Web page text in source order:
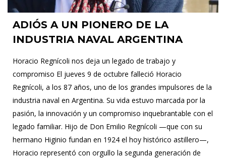
ADIÓS A UN PIONERO DE LA
INDUSTRIA NAVAL ARGENTINA
Horacio Regnícoli nos deja un legado de trabajo y
compromiso El jueves 9 de octubre falleció Horacio
Regnícoli, a los 87 años, uno de los grandes impulsores de la
industria naval en Argentina. Su vida estuvo marcada por la
pasión, la innovación y un compromiso inquebrantable con el
legado familiar. Hijo de Don Emilio Regnícoli —que con su
hermano Higinio fundan en 1924 el hoy histórico astillero—,
Horacio representó con orgullo la segunda generación de